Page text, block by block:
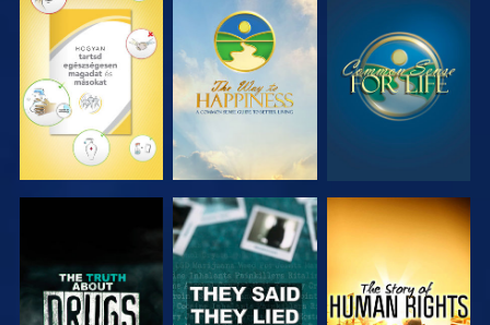
MŰSORNÉZÉS MŰSORNÉZÉS MŰSORNÉZÉS
MŰSORNÉZÉS MŰSORNÉZÉS